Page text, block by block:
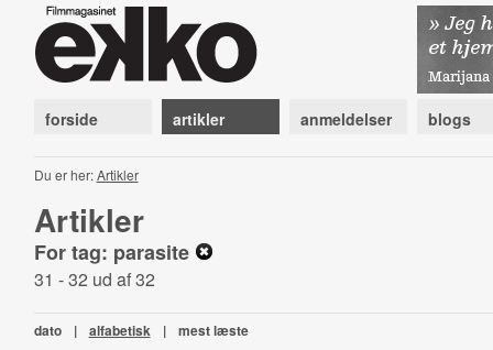
forside artikler anmeldelser blogs
Du er her:Artikler
Artikler
For tag: parasite
31 - 32 ud af 32
dato | alfabetisk | mest læste